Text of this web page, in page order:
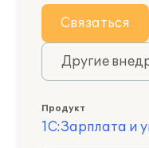
Связаться
Другие
Продукт
1С:Зарплата и